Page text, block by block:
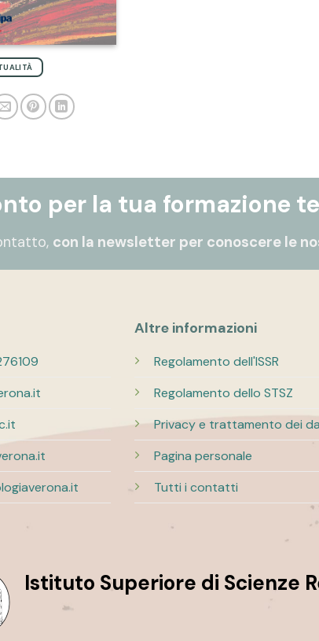
per la tua formazione
con la newsletter per conoscere le
Altre informazioni
Regolamento dell'ISSR
Regolamento dello STSZ
Privacy e trattamento dei
Pagina personale
Tutti i contatti
Istituto Superiore di Scienze